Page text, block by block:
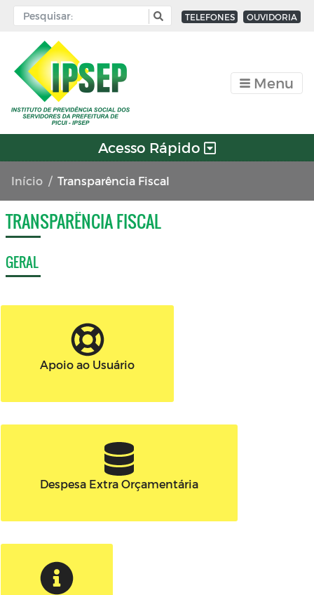
TELEFONES OUVIDORIA
Menu
Acesso Rápido
Início Transparência Fiscal
TRANSPARÊNCIA FISCAL
GERAL
Apoio ao Usuário
Despesa Extra Orçamentária